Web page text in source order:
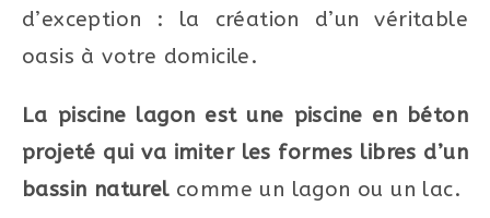
d’exception : la création d’un véritable
oasis à votre domicile.
La piscine lagon est une piscine en béton
projeté qui va imiter les formes libres d’un
bassin naturelcomme un lagon ou un lac.